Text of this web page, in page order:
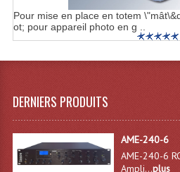
Angle DECOTRI
Angle DUO
Angles Structure
Angles Structure
Pour mise en place en totem
ot; pour appareil photo en g ..
DERNIERS PRODUITS
AME-240-6
AME-240-6
Ampli...plus